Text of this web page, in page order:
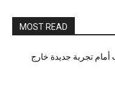
MOST READ
أمام تجربة جديدة خارج